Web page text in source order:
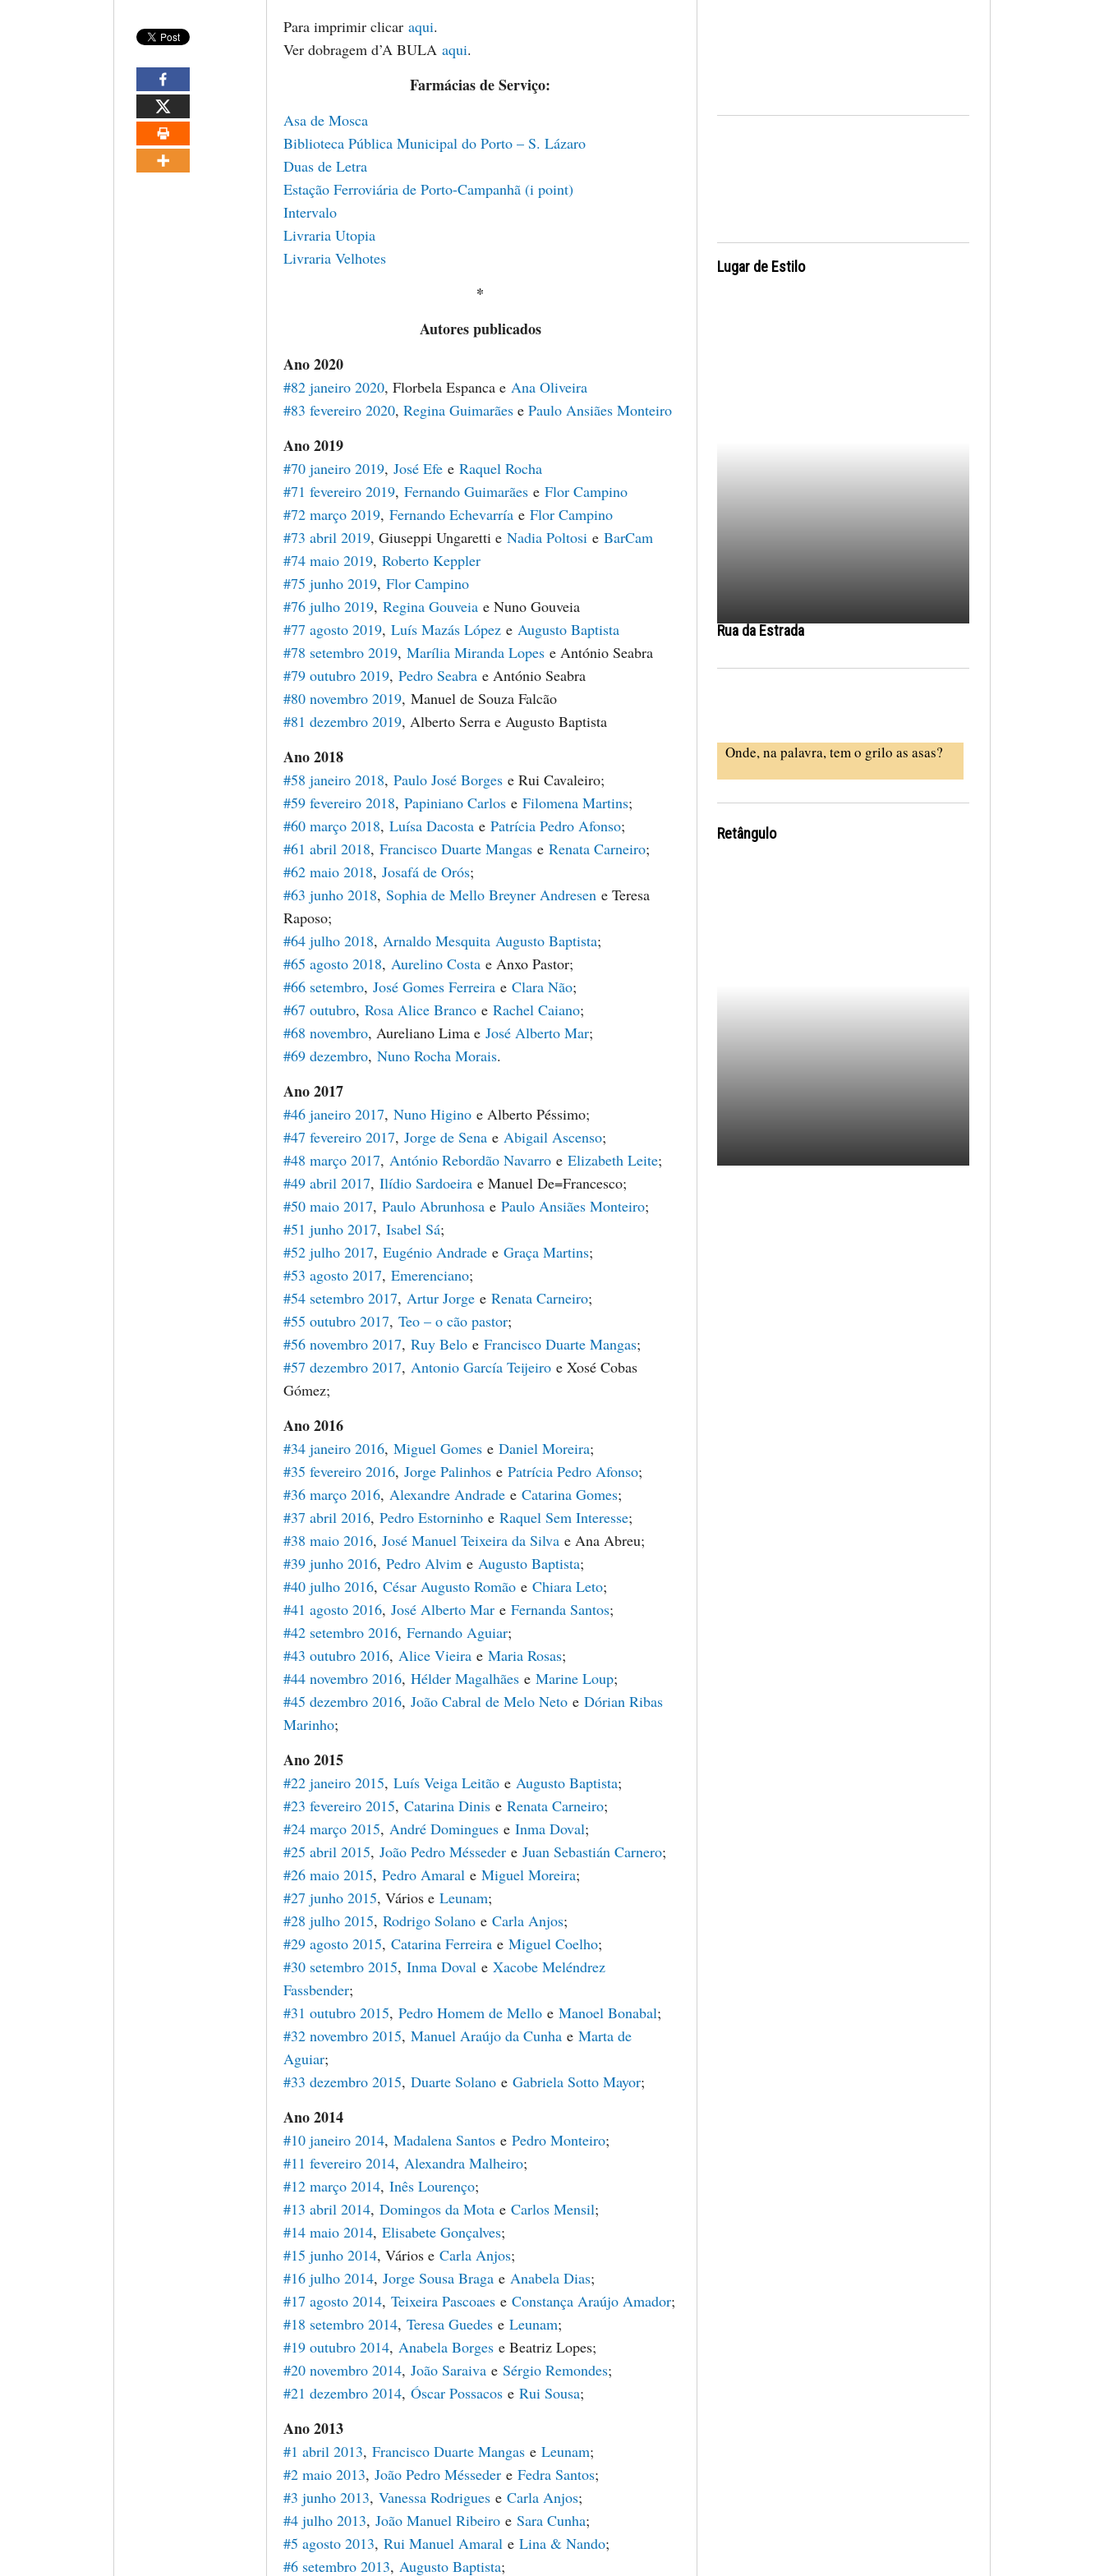
Para imprimir clicar aqui.
Ver dobragem d’A BULA aqui.
Farmácias de Serviço:
Asa de Mosca
Biblioteca Pública Municipal do Porto – S. Lázaro
Duas de Letra
Estação Ferroviária de Porto-Campanhã (i point)
Intervalo
Livraria Utopia
Livraria Velhotes
*
Autores publicados
Ano 2020
#82 janeiro 2020, Florbela Espanca e Ana Oliveira
#83 fevereiro 2020, Regina Guimarães e Paulo Ansiães Monteiro
Ano 2019
#70 janeiro 2019, José Efe e Raquel Rocha
#71 fevereiro 2019, Fernando Guimarães e Flor Campino
#72 março 2019, Fernando Echevarría e Flor Campino
#73 abril 2019, Giuseppi Ungaretti e Nadia Poltosi e BarCam
#74 maio 2019, Roberto Keppler
#75 junho 2019, Flor Campino
#76 julho 2019, Regina Gouveia e Nuno Gouveia
#77 agosto 2019, Luís Mazás López e Augusto Baptista
#78 setembro 2019, Marília Miranda Lopes e António Seabra
#79 outubro 2019, Pedro Seabra e António Seabra
#80 novembro 2019, Manuel de Souza Falcão
#81 dezembro 2019, Alberto Serra e Augusto Baptista
Ano 2018
#58 janeiro 2018, Paulo José Borges e Rui Cavaleiro;
#59 fevereiro 2018, Papiniano Carlos e Filomena Martins;
#60 março 2018, Luísa Dacosta e Patrícia Pedro Afonso;
#61 abril 2018, Francisco Duarte Mangas e Renata Carneiro;
#62 maio 2018, Josafá de Orós;
#63 junho 2018, Sophia de Mello Breyner Andresen e Teresa
Raposo;
#64 julho 2018, Arnaldo Mesquita Augusto Baptista;
#65 agosto 2018, Aurelino Costa e Anxo Pastor;
#66 setembro, José Gomes Ferreira e Clara Não;
#67 outubro, Rosa Alice Branco e Rachel Caiano;
#68 novembro, Aureliano Lima e José Alberto Mar;
#69 dezembro, Nuno Rocha Morais.
Ano 2017
#46 janeiro 2017, Nuno Higino e Alberto Péssimo;
#47 fevereiro 2017, Jorge de Sena e Abigail Ascenso;
#48 março 2017, António Rebordão Navarro e Elizabeth Leite;
#49 abril 2017, Ilídio Sardoeira e Manuel De=Francesco;
#50 maio 2017, Paulo Abrunhosa e Paulo Ansiães Monteiro;
#51 junho 2017, Isabel Sá;
#52 julho 2017, Eugénio Andrade e Graça Martins;
#53 agosto 2017, Emerenciano;
#54 setembro 2017, Artur Jorge e Renata Carneiro;
#55 outubro 2017, Teo – o cão pastor;
#56 novembro 2017, Ruy Belo e Francisco Duarte Mangas;
#57 dezembro 2017, Antonio García Teijeiro e Xosé Cobas
Gómez;
Ano 2016
#34 janeiro 2016, Miguel Gomes e Daniel Moreira;
#35 fevereiro 2016, Jorge Palinhos e Patrícia Pedro Afonso;
#36 março 2016, Alexandre Andrade e Catarina Gomes;
#37 abril 2016, Pedro Estorninho e Raquel Sem Interesse;
#38 maio 2016, José Manuel Teixeira da Silva e Ana Abreu;
#39 junho 2016, Pedro Alvim e Augusto Baptista;
#40 julho 2016, César Augusto Romão e Chiara Leto;
#41 agosto 2016, José Alberto Mar e Fernanda Santos;
#42 setembro 2016, Fernando Aguiar;
#43 outubro 2016, Alice Vieira e Maria Rosas;
#44 novembro 2016, Hélder Magalhães e Marine Loup;
#45 dezembro 2016, João Cabral de Melo Neto e Dórian Ribas
Marinho;
Ano 2015
#22 janeiro 2015, Luís Veiga Leitão e Augusto Baptista;
#23 fevereiro 2015, Catarina Dinis e Renata Carneiro;
#24 março 2015, André Domingues e Inma Doval;
#25 abril 2015, João Pedro Mésseder e Juan Sebastián Carnero;
#26 maio 2015, Pedro Amaral e Miguel Moreira;
#27 junho 2015, Vários e Leunam;
#28 julho 2015, Rodrigo Solano e Carla Anjos;
#29 agosto 2015, Catarina Ferreira e Miguel Coelho;
#30 setembro 2015, Inma Doval e Xacobe Meléndrez
Fassbender;
#31 outubro 2015, Pedro Homem de Mello e Manoel Bonabal;
#32 novembro 2015, Manuel Araújo da Cunha e Marta de
Aguiar;
#33 dezembro 2015, Duarte Solano e Gabriela Sotto Mayor;
Ano 2014
#10 janeiro 2014, Madalena Santos e Pedro Monteiro;
#11 fevereiro 2014, Alexandra Malheiro;
#12 março 2014, Inês Lourenço;
#13 abril 2014, Domingos da Mota e Carlos Mensil;
#14 maio 2014, Elisabete Gonçalves;
#15 junho 2014, Vários e Carla Anjos;
#16 julho 2014, Jorge Sousa Braga e Anabela Dias;
#17 agosto 2014, Teixeira Pascoaes e Constança Araújo Amador;
#18 setembro 2014, Teresa Guedes e Leunam;
#19 outubro 2014, Anabela Borges e Beatriz Lopes;
#20 novembro 2014, João Saraiva e Sérgio Remondes;
#21 dezembro 2014, Óscar Possacos e Rui Sousa;
Ano 2013
#1 abril 2013, Francisco Duarte Mangas e Leunam;
#2 maio 2013, João Pedro Mésseder e Fedra Santos;
#3 junho 2013, Vanessa Rodrigues e Carla Anjos;
#4 julho 2013, João Manuel Ribeiro e Sara Cunha;
#5 agosto 2013, Rui Manuel Amaral e Lina & Nando;
#6 setembro 2013, Augusto Baptista;
Lugar de Estilo
Rua da Estrada
Onde, na palavra, tem o grilo as asas?
Retângulo